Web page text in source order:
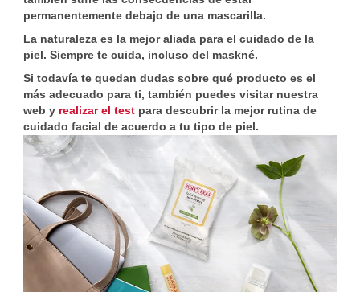
permanentemente debajo de una mascarilla.
La naturaleza es la mejor aliada para el cuidado de la
piel. Siempre te cuida, incluso del maskné.
Si todavía te quedan dudas sobre qué producto es el
más adecuado para ti, también puedes visitar nuestra
web y realizar el testpara descubrir la mejor rutina de
cuidado facial de acuerdo a tu tipo de piel.